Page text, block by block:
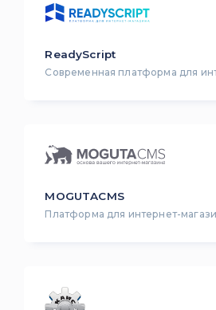
ReadyScript
Современная платформа для
MOGUTACMS
Платформа для интернет-